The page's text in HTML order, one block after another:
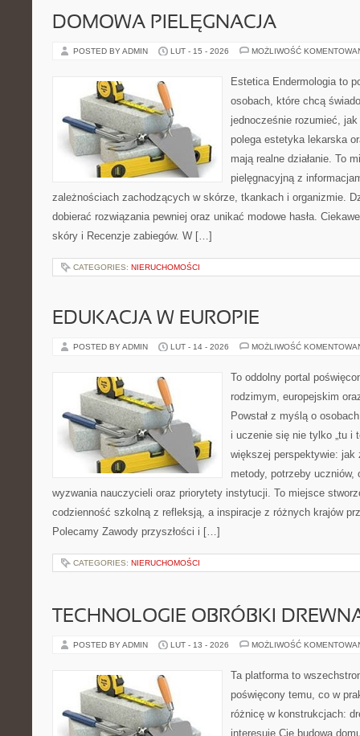
DOMOWA PIELĘGNACJA
POSTED BY ADMIN LUT - 15 - 2026 MOŻLIWOŚĆ
Estetica Endermologia to
osobach, które chcą
jednocześnie rozumieć,
polega estetyka lekarska
mają realne działanie. To
pielęgnacyjną z
zależnościach zachodzących w skórze, tkankach i organizmie.
dobierać rozwiązania pewniej oraz unikać modowe hasła.
skóry i Recenzje zabiegów. W […]
CATEGORIES: NIERUCHOMOŚCI
EDUKACJA W EUROPIE
POSTED BY ADMIN LUT - 14 - 2026 MOŻLIWOŚĆ
To oddolny portal
rodzimym, europejskim
Powstał z myślą o
i uczenie się nie tylko „tu i
większej perspektywie: jak
metody, potrzeby uczniów,
wyzwania nauczycieli oraz priorytety instytucji. To miejsce
codzienność szkolną z refleksją, a inspiracje z różnych krajów
Polecamy Zawody przyszłości i […]
CATEGORIES: NIERUCHOMOŚCI
TECHNOLOGIE OBRÓBKI
POSTED BY ADMIN LUT - 13 - 2026 MOŻLIWOŚĆ
Ta platforma to
poświęcony temu, co w
różnicę w konstrukcjach:
interesuje Cię budowa